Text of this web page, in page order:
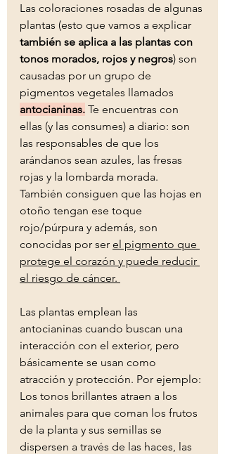
Las coloraciones rosadas de algunas
plantas (esto que vamos a explicar
también se aplica a las plantas con
tonos morados, rojos y negros) son
causadas por un grupo de
pigmentos vegetales llamados
antocianinas. Te encuentras con
ellas (y las consumes) a diario: son
las responsables de que los
arándanos sean azules, las fresas
rojas y la lombarda morada.
También consiguen que las hojas en
otoño tengan ese toque
rojo/púrpura y además, son
conocidas por ser el pigmento que
protege el corazón y puede reducir
el riesgo de cáncer.
Las plantas emplean las
antocianinas cuando buscan una
interacción con el exterior, pero
básicamente se usan como
atracción y protección. Por ejemplo:
Los tonos brillantes atraen a los
animales para que coman los frutos
de la planta y sus semillas se
dispersen a través de las haces, las